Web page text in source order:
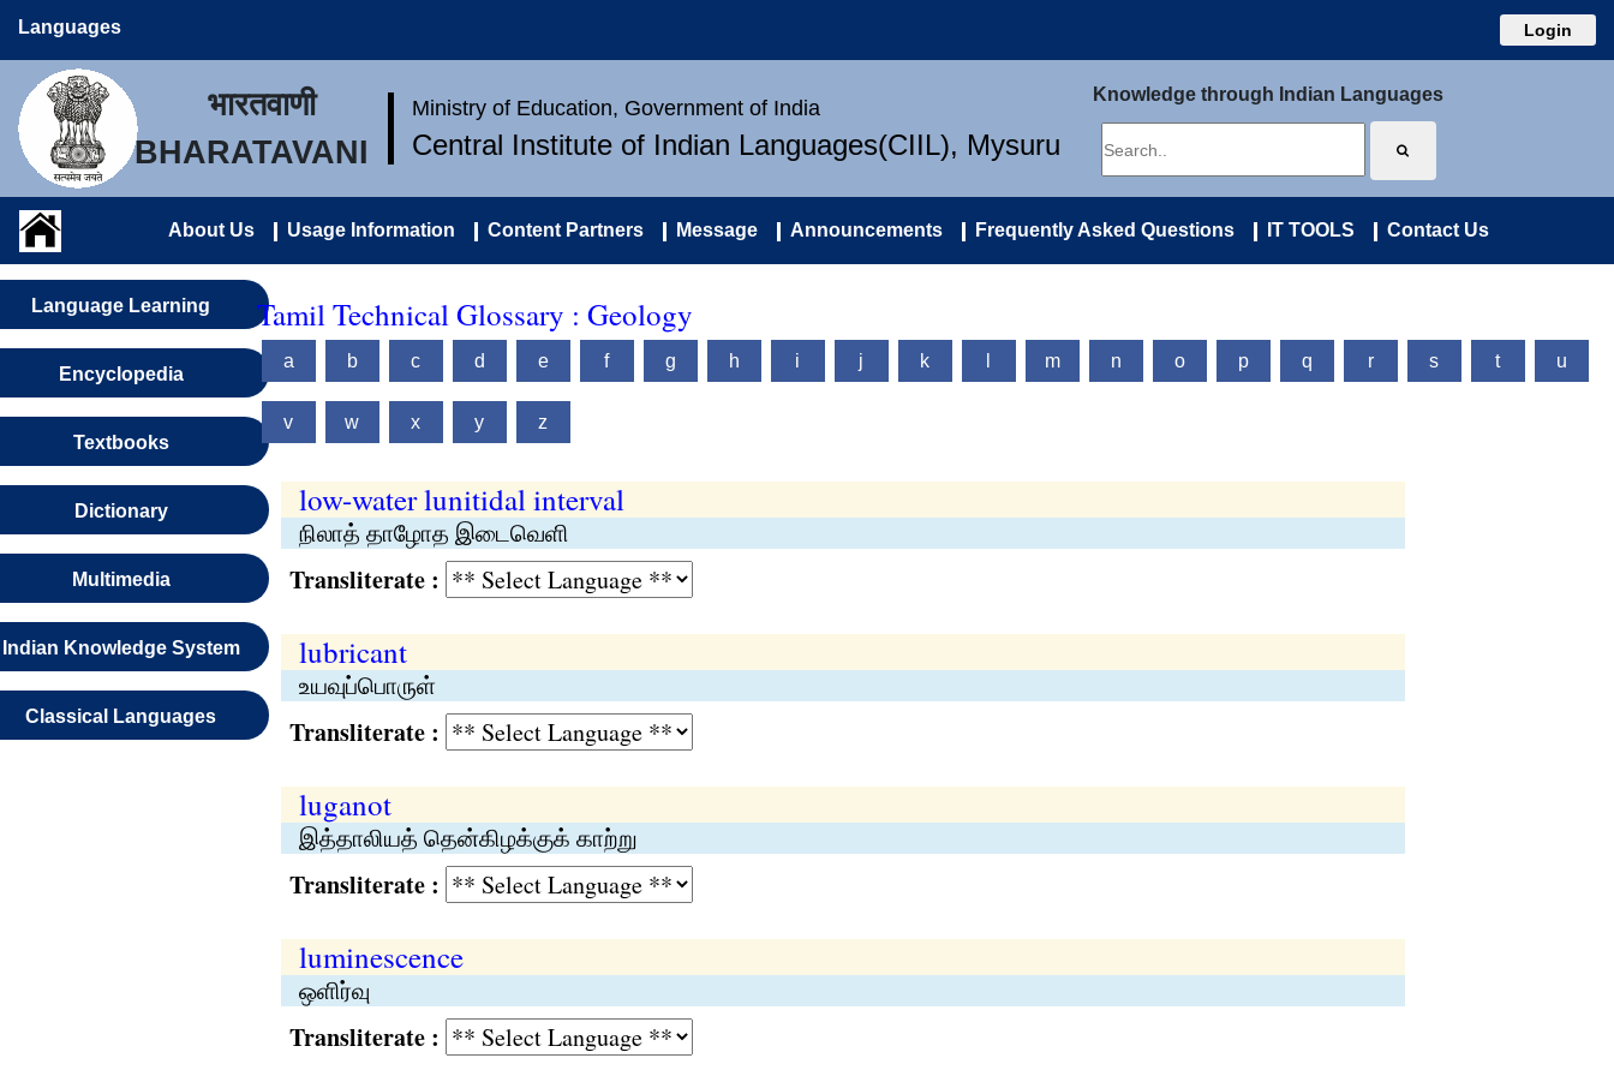
Languages Login
भारतवाणी
BHARATAVANI
Ministry of Education, Government of India
Central Institute of Indian Languages(CIIL), Mysuru
Knowledge through Indian Languages
About Us Usage Information Content Partners Message Announcements Frequently Asked Questions IT TOOLS Contact Us
Language Learning
Encyclopedia
Textbooks
Dictionary
Multimedia
Indian Knowledge System
Classical Languages
Tamil Technical Glossary : Geology
a b c d e f g h i j k m n o p q r s t u
v w x y z
low-water lunitidal interval
நிலாத் தாழோத இடைவெளி
Transliterate :
lubricant
உயவுப்பொருள்
Transliterate :
luganot
இத்தாலியத் தென்கிழக்குக் காற்று
Transliterate :
luminescence
ஒளிர்வு
Transliterate :